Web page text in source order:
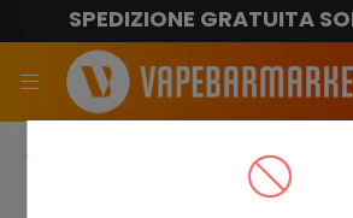
SPEDIZIONE GRATUITA